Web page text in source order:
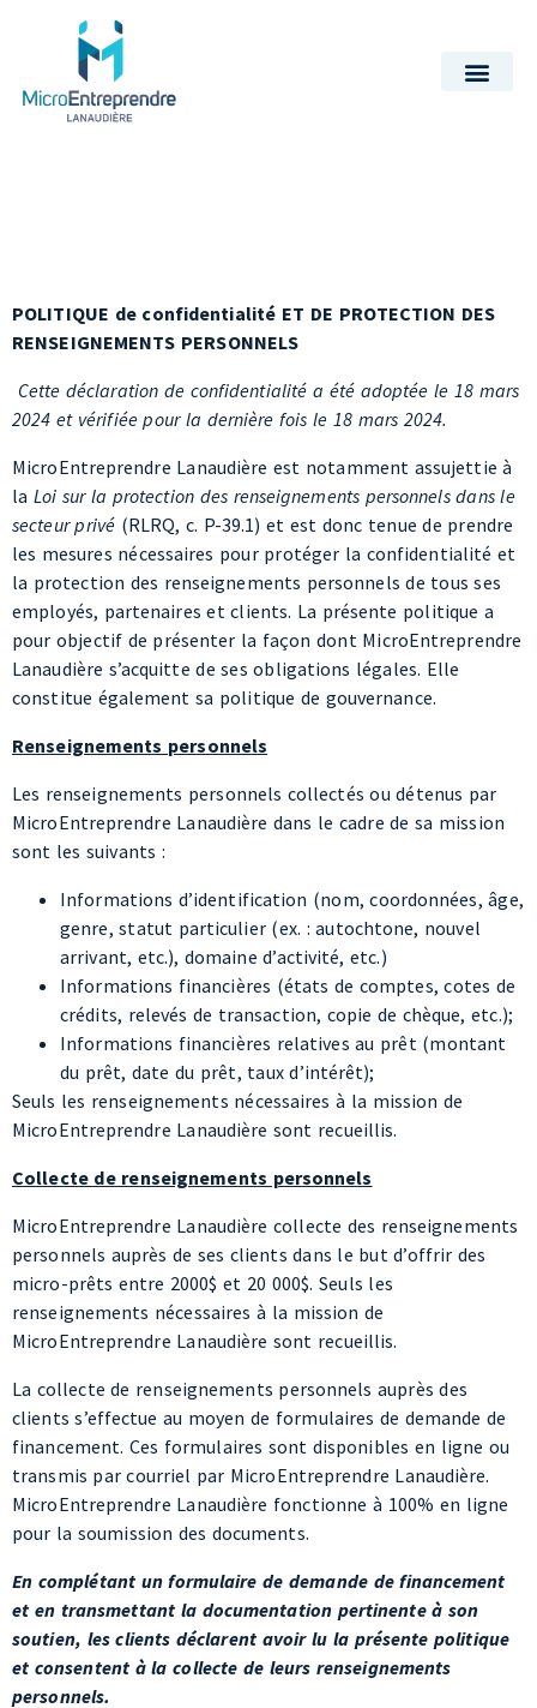
Cette déclaration de confidentialité a été adoptée le 18 mars
2024 et vérifiée pour la dernière fois le 18 mars 2024.
MicroEntreprendre Lanaudière est notamment assujettie à
laLoi sur la protection des renseignements personnels dans le
les mesures nécessaires pour protéger la confidentialité et
la protection des renseignements personnels de tous ses
employés, partenaires et clients. La présente politique a
pour objectif de présenter la façon dont MicroEntreprendre
Lanaudière s’acquitte de ses obligations légales. Elle
constitue également sa politique de gouvernance.
Renseignements personnels
Les renseignements personnels collectés ou détenus par
MicroEntreprendre Lanaudière dans le cadre de sa mission
Informations d’identification (nom, coordonnées, âge,
genre, statut particulier (ex. : autochtone, nouvel
Informations financières (états de comptes, cotes de
crédits, relevés de transaction, copie de chèque, etc.);
Informations financières relatives au prêt (montant
du prêt, date du prêt, taux d’intérêt);
Seuls les renseignements nécessaires à la mission de
MicroEntreprendre Lanaudière sont recueillis.
Collecte de renseignements personnels
MicroEntreprendre Lanaudière collecte des renseignements
personnels auprès de ses clients dans le but d’offrir des
renseignements nécessaires à la mission de
MicroEntreprendre Lanaudière sont recueillis.
La collecte de renseignements personnels auprès des
clients s’effectue au moyen de formulaires de demande de
transmis par courriel par MicroEntreprendre Lanaudière.
MicroEntreprendre Lanaudière fonctionne à 100% en ligne
pour la soumission des documents.
En complétant un formulaire de demande de financement
et en transmettant la documentation pertinente à son
et consentent à la collecte de leurs renseignements
personnels.
En ayant usage aux technologies de l’information
proposées par